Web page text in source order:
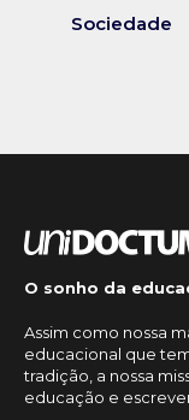
Sociedade
O sonho da
Assim como nossa
educacional que
tradição, a nossa
educação e